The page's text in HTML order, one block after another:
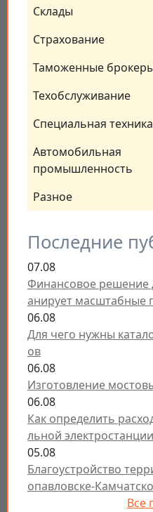
Склады
Страхование
Таможенные
Техобслуживание
Специальная техника
Автомобильная
промышленность
Разное
Последние
07.08
Финансовое решение
анирует масштабные
06.08
Для чего нужны
ов
06.08
Изготовление
06.08
Как определить
льной электростанции
05.08
Благоустройство
опавловске-
Все